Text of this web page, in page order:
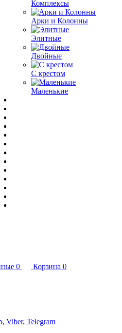
Комплексы
Арки и Колонны
Элитные
Двойные
С крестом
Маленькие
0 Корзина 0
Viber, Telegram